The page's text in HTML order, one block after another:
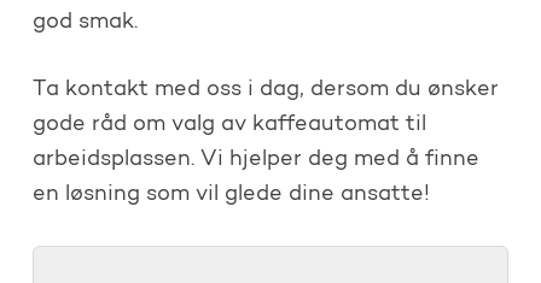
god smak.
Ta kontakt med oss i dag, dersom du ønsker
gode råd om valg av kaffeautomat til
arbeidsplassen. Vi hjelper deg med å finne
en løsning som vil glede dine ansatte!